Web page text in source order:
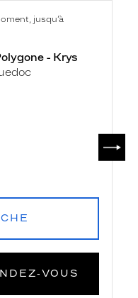
jusqu’à
- Krys